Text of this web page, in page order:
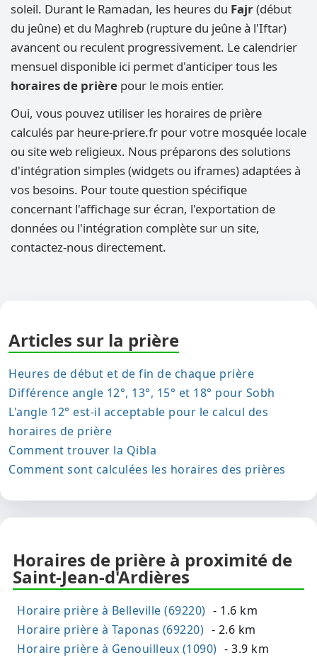
soleil. Durant le Ramadan, les heures du Fajr(début
du jeûne) et du Maghreb (rupture du jeûne à l'Iftar)
avancent ou reculent progressivement. Le calendrier
mensuel disponible ici permet d'anticiper tous les
horaires de prière pour le mois entier.
Oui, vous pouvez utiliser les horaires de prière
calculés par heure-priere.fr pour votre mosquée locale
ou site web religieux. Nous préparons des solutions
d'intégration simples (widgets ou iframes) adaptées à
vos besoins. Pour toute question spécifique
concernant l'affichage sur écran, l'exportation de
données ou l'intégration complète sur un site,
contactez-nous directement.
Articles sur la prière
Heures de début et de fin de chaque prière
Différence angle 12°, 13°, 15° et 18° pour Sobh
L'angle 12° est-il acceptable pour le calcul des
horaires de prière
Comment trouver la Qibla
Comment sont calculées les horaires des prières
Horaires de prière à proximité de
Saint-Jean-d'Ardières
Horaire prière à Belleville (69220) - 1.6 km
Horaire prière à Taponas (69220) - 2.6 km
Horaire prière à Genouilleux (1090) - 3.9 km